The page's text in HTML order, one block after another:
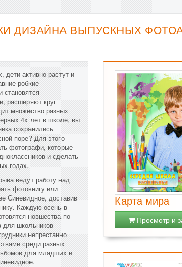
ДИЗАЙНА ВЫПУСКНЫХ
дети активно растут и
робкие
становятся
расширяют круг
множество разных
4х лет в школе, вы
сохранились
поре? Для этого
фотографи, которые
и сделать
годах.
ведут работу над
фотокнигу или
Синевидное, доставив
Каждую осень в
новшества по
школьников
непрестанно
среди разных
для младших и
Карта мира
Просмотр и